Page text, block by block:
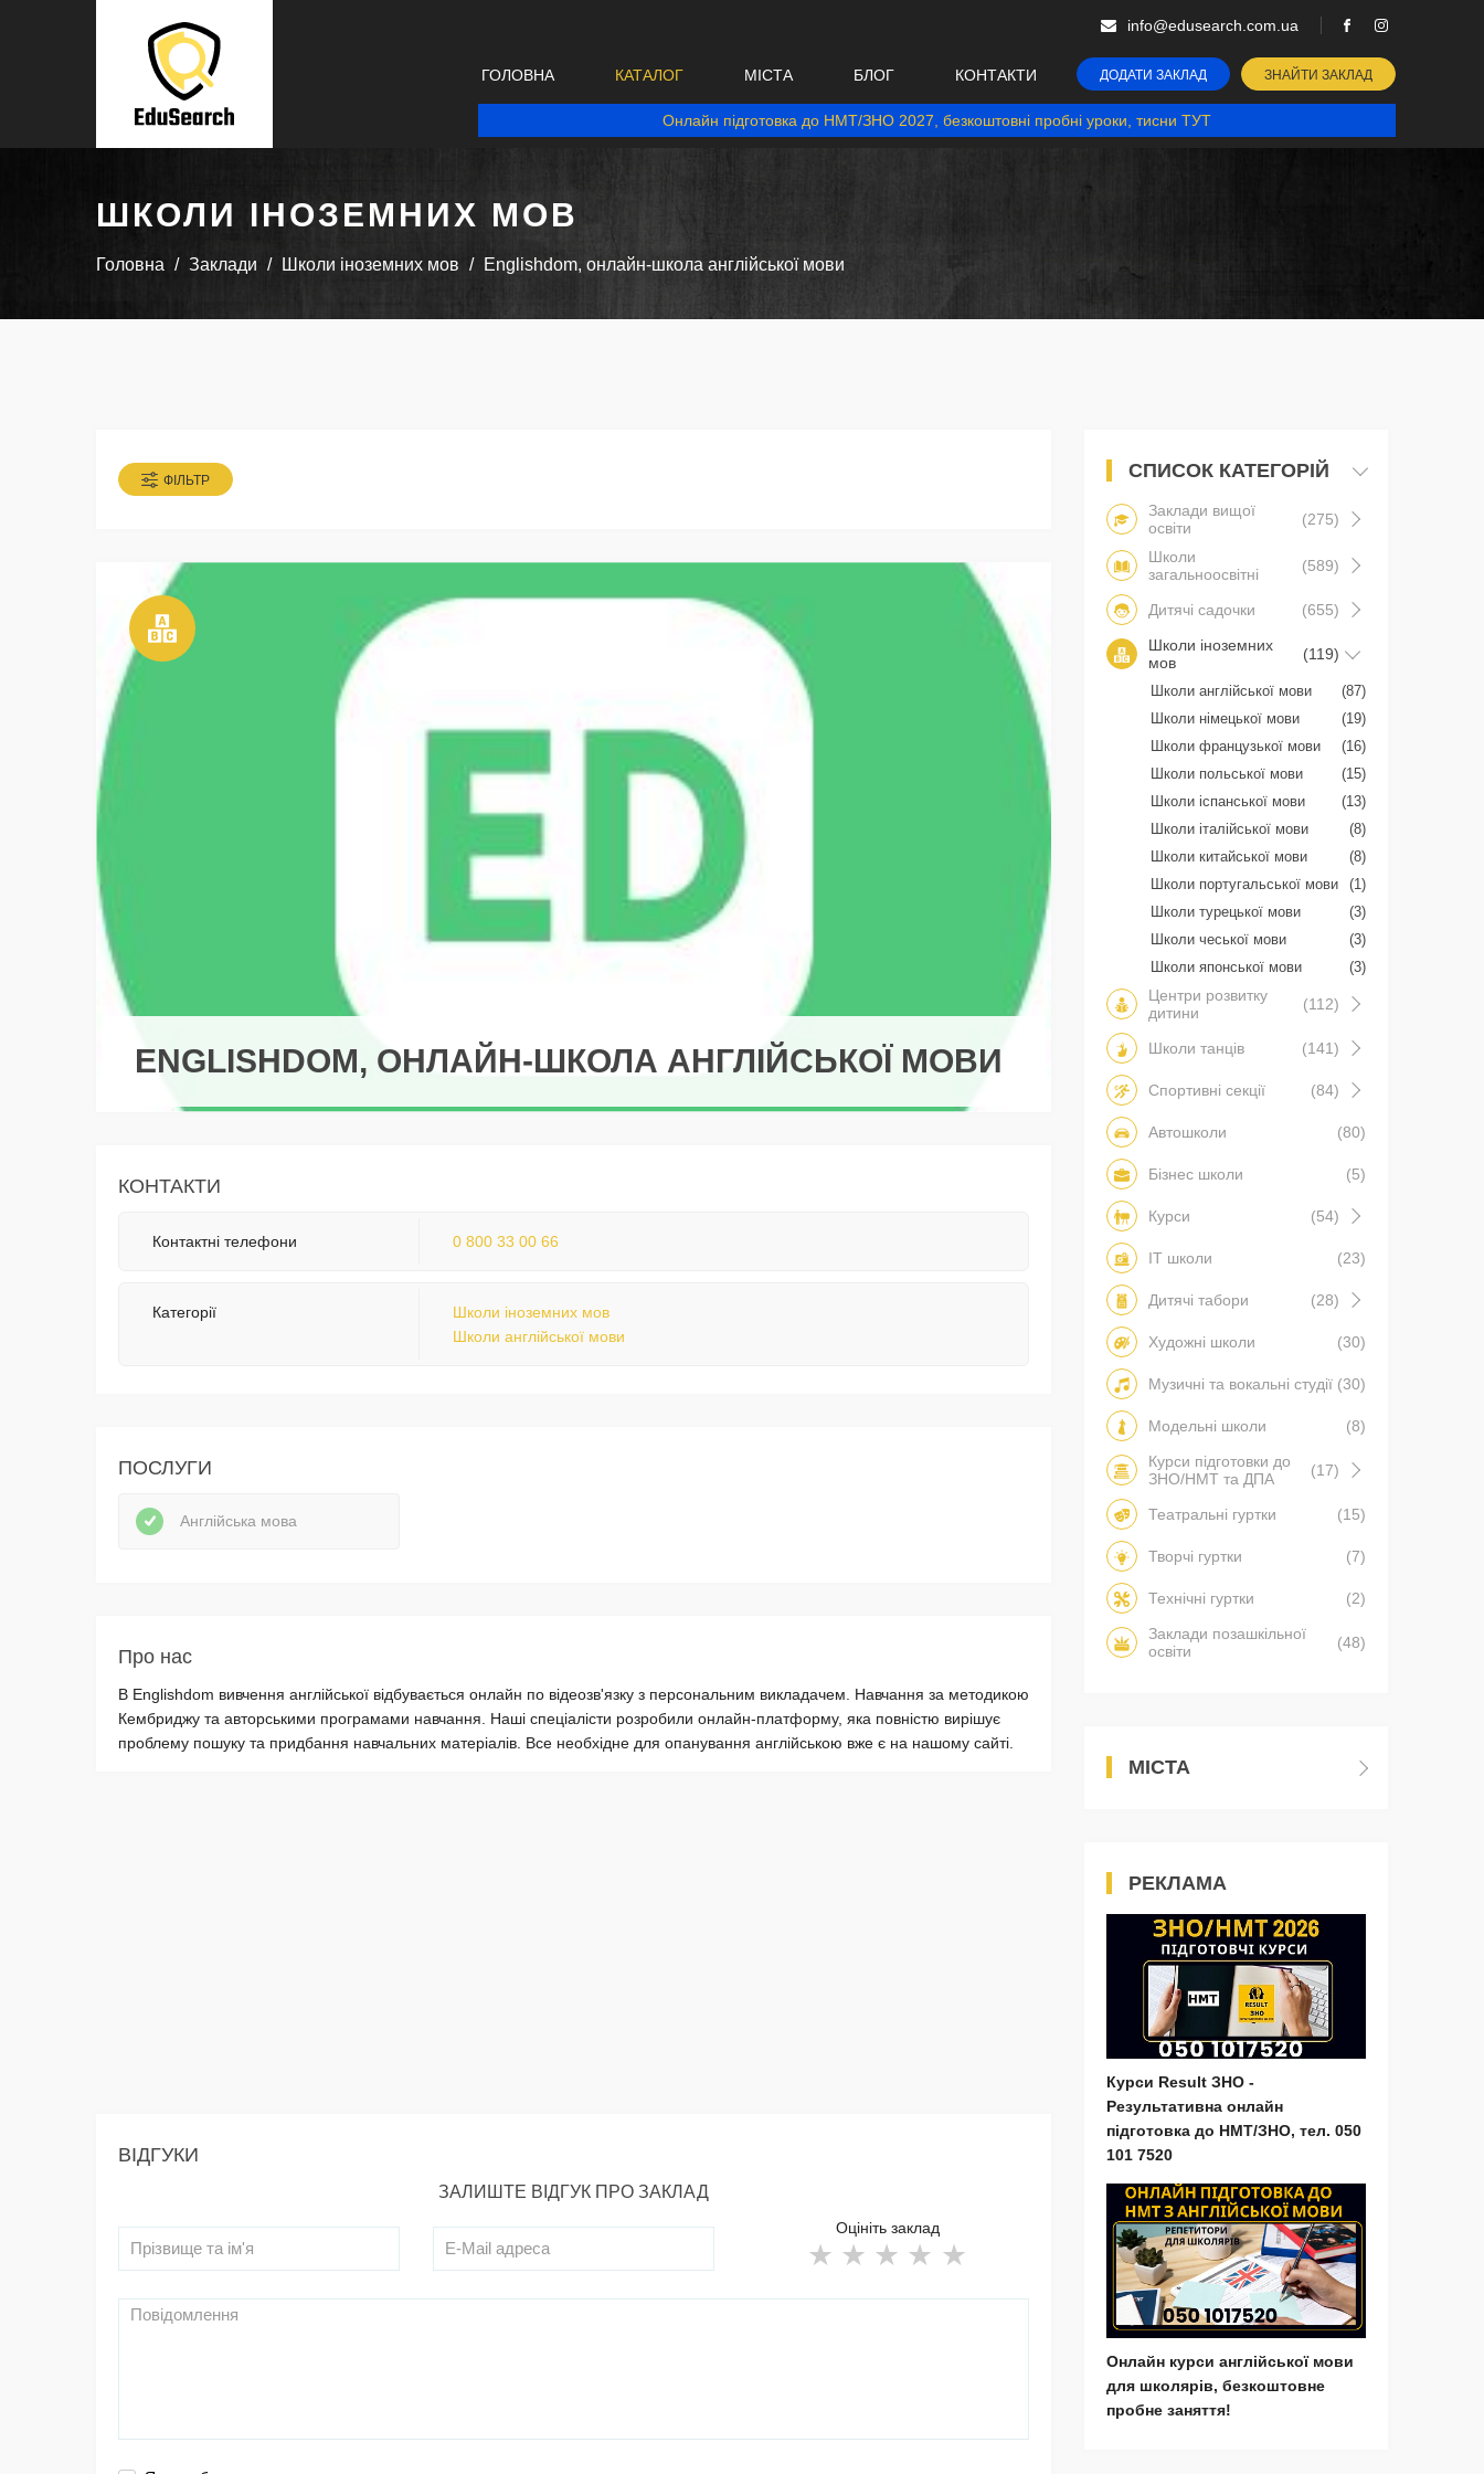
info@edusearch.com.ua
ГОЛОВНА КАТАЛОГ МІСТА БЛОГ КОНТАКТИ ДОДАТИ ЗАКЛАД ЗНАЙТИ ЗАКЛАД
Онлайн підготовка до НМТ/ЗНО 2027, безкоштовні пробні уроки, тисни ТУТ
ШКОЛИ ІНОЗЕМНИХ МОВ
Головна Заклади Школи іноземних мов Englishdom, онлайн-школа англійської мови
ФІЛЬТР
ENGLISHDOM, ОНЛАЙН-ШКОЛА АНГЛІЙСЬКОЇ МОВИ
КОНТАКТИ
Контактні телефони 0 800 33 00 66
Категорії
Школи іноземних мов
Школи англійської мови
ПОСЛУГИ
Англійська мова
Про нас
В Englishdom вивчення англійської відбувається онлайн по відеозв'язку з персональним викладачем. Навчання за методикою
Кембриджу та авторськими програмами навчання. Наші спеціалісти розробили онлайн‑платформу, яка повністю вирішує
проблему пошуку та придбання навчальних матеріалів. Все необхідне для опанування англійською вже є на нашому сайті.
ВІДГУКИ
ЗАЛИШТЕ ВІДГУК ПРО ЗАКЛАД
Оцініть заклад
СПИСОК КАТЕГОРІЙ
Заклади вищої
освіти
(275)
Школи
загальноосвітні
(589)
Дитячі садочки
(655)
Школи іноземних
мов
(119)
Школи англійської мови
(87)
Школи німецької мови
(19)
Школи французької мови
(16)
Школи польської мови
(15)
Школи іспанської мови
(13)
Школи італійської мови
(8)
Школи китайської мови
(8)
Школи португальської мови
(1)
Школи турецької мови
(3)
Школи чеської мови
(3)
Школи японської мови
(3)
Центри розвитку
дитини
(112)
Школи танців (141)
Спортивні секції (84)
Автошколи (80)
Бізнес школи (5)
Курси (54)
IT школи (23)
Дитячі табори (28)
Художні школи (30)
Музичні та вокальні студії (30)
Модельні школи
(8)
Курси підготовки до
ЗНО/НМТ та ДПА
(17)
Театральні гуртки (15)
Творчі гуртки (7)
Технічні гуртки
(2)
Заклади позашкільної
освіти
(48)
МІСТА
РЕКЛАМА
Курси Result ЗНО -
Результативна онлайн
підготовка до НМТ/ЗНО, тел. 050
101 7520
Онлайн курси англійської мови
для школярів, безкоштовне
пробне заняття!